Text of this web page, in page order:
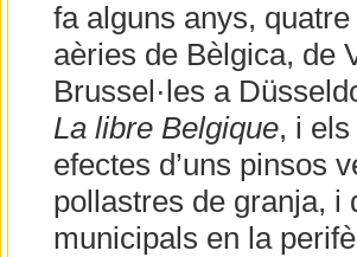
fa alguns anys,
aèries de Bèlgica, de
Brussel·les a
La libre Belgique, i els
efectes d’uns pinsos
pollastres de granja, i
municipals en la